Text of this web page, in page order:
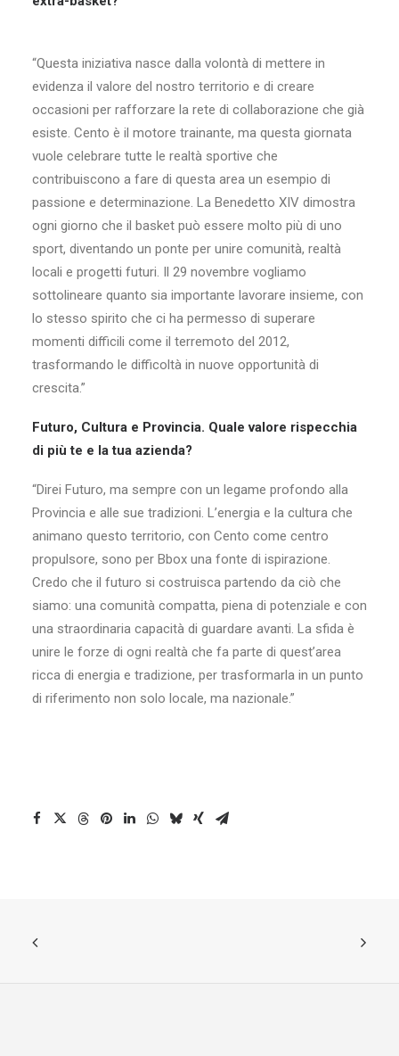
“Questa iniziativa nasce dalla volontà di mettere in
evidenza il valore del nostro territorio e di creare
occasioni per rafforzare la rete di collaborazione che già
esiste. Cento è il motore trainante, ma questa giornata
vuole celebrare tutte le realtà sportive che
contribuiscono a fare di questa area un esempio di
passione e determinazione. La Benedetto XIV dimostra
ogni giorno che il basket può essere molto più di uno
sport, diventando un ponte per unire comunità, realtà
locali e progetti futuri. Il 29 novembre vogliamo
sottolineare quanto sia importante lavorare insieme, con
lo stesso spirito che ci ha permesso di superare
momenti difficili come il terremoto del 2012,
trasformando le difficoltà in nuove opportunità di
crescita.”
Futuro, Cultura e Provincia. Quale valore rispecchia
di più te e la tua azienda?
“Direi Futuro, ma sempre con un legame profondo alla
Provincia e alle sue tradizioni. L’energia e la cultura che
animano questo territorio, con Cento come centro
propulsore, sono per Bbox una fonte di ispirazione.
Credo che il futuro si costruisca partendo da ciò che
siamo: una comunità compatta, piena di potenziale e con
una straordinaria capacità di guardare avanti. La sfida è
unire le forze di ogni realtà che fa parte di quest’area
ricca di energia e tradizione, per trasformarla in un punto
di riferimento non solo locale, ma nazionale.”